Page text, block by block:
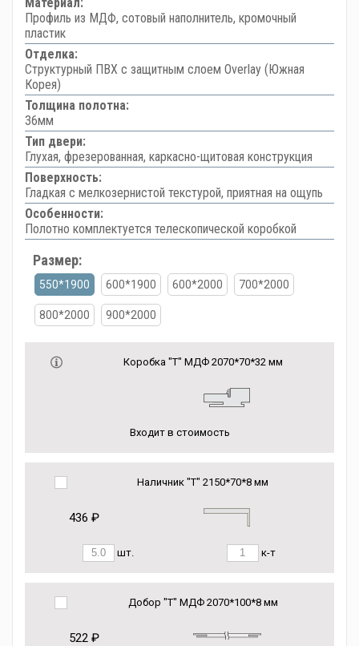
Профиль из МДФ, сотовый наполнитель, кромочный
пластик
Отделка:
Структурный ПВХ с защитным слоем Overlay (Южная
Корея)
Толщина полотна:
36мм
Тип двери:
Глухая, фрезерованная, каркасно-щитовая конструкция
Поверхность:
Гладкая с мелкозернистой текстурой, приятная на ощупь
Особенности:
Полотно комплектуется телескопической коробкой
Размер:
550*1900 600*1900 600*2000 700*2000
800*2000 900*2000
Коробка "Т" МДФ 2070*70*32 мм
Входит в стоимость
Наличник "Т" 2150*70*8 мм
436 ₽
шт. к-т
Добор "Т" МДФ 2070*100*8 мм
522 ₽